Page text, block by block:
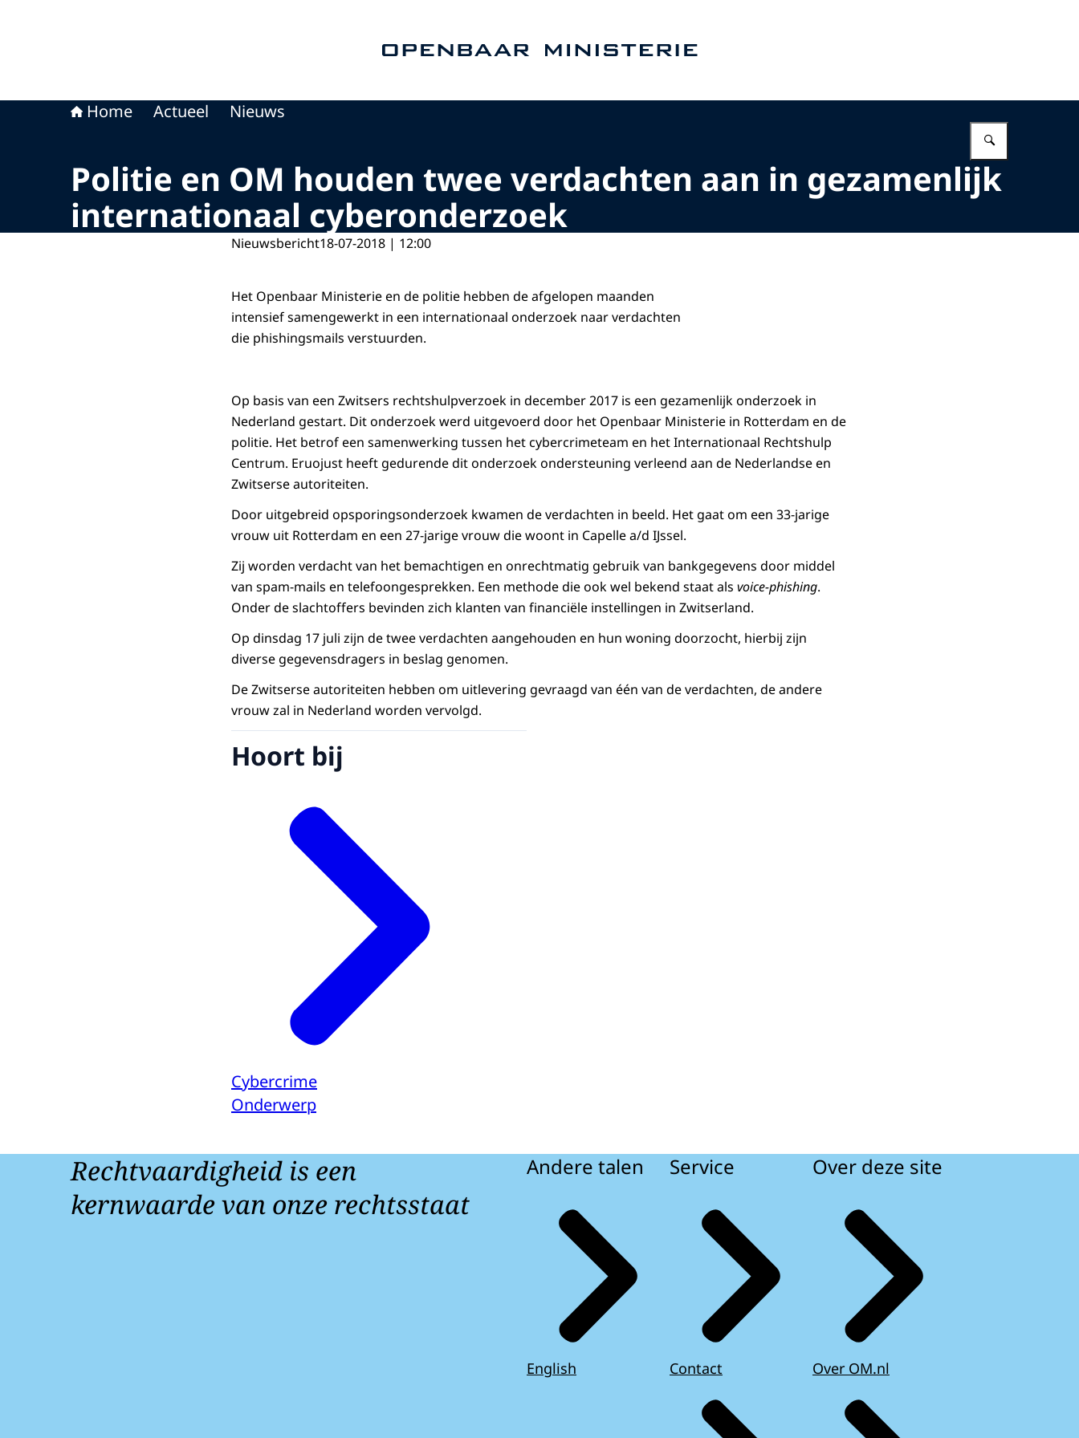
Home Actueel Nieuws
Politie en OM houden twee verdachten aan in gezamenlijk
internationaal cyberonderzoek
Nieuwsbericht18-07-2018 | 12:00
Het Openbaar Ministerie en de politie hebben de afgelopen maanden
intensief samengewerkt in een internationaal onderzoek naar verdachten
die phishingsmails verstuurden.
Op basis van een Zwitsers rechtshulpverzoek in december 2017 is een gezamenlijk onderzoek in
Nederland gestart. Dit onderzoek werd uitgevoerd door het Openbaar Ministerie in Rotterdam en de
politie. Het betrof een samenwerking tussen het cybercrimeteam en het Internationaal Rechtshulp
Centrum. Eruojust heeft gedurende dit onderzoek ondersteuning verleend aan de Nederlandse en
Zwitserse autoriteiten.
Door uitgebreid opsporingsonderzoek kwamen de verdachten in beeld. Het gaat om een 33-jarige
vrouw uit Rotterdam en een 27-jarige vrouw die woont in Capelle a/d IJssel.
Zij worden verdacht van het bemachtigen en onrechtmatig gebruik van bankgegevens door middel
van spam-mails en telefoongesprekken. Een methode die ook wel bekend staat als voice-phishing.
Onder de slachtoffers bevinden zich klanten van financiële instellingen in Zwitserland.
Op dinsdag 17 juli zijn de twee verdachten aangehouden en hun woning doorzocht, hierbij zijn
diverse gegevensdragers in beslag genomen.
De Zwitserse autoriteiten hebben om uitlevering gevraagd van één van de verdachten, de andere
vrouw zal in Nederland worden vervolgd.
Hoort bij
Cybercrime
Onderwerp
Rechtvaardigheid is een
kernwaarde van onze rechtsstaat
Andere talen
English
Service
Contact
Over deze site
Over OM.nl